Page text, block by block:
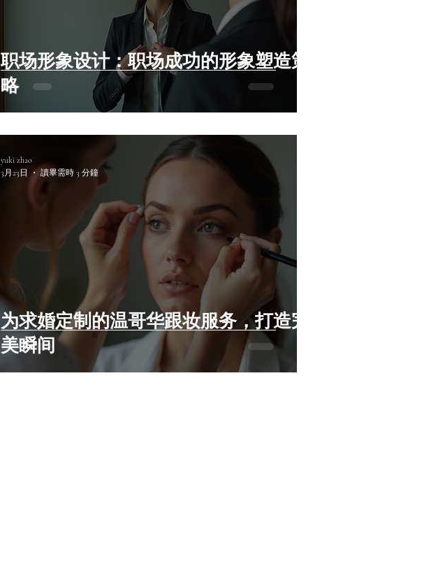
职场形象设计：职场成功的形象塑造策
略
为求婚定制的温哥华跟妆服务，打造完
美瞬间
yuki zhao
3月23日
讀畢需時 3 分鐘